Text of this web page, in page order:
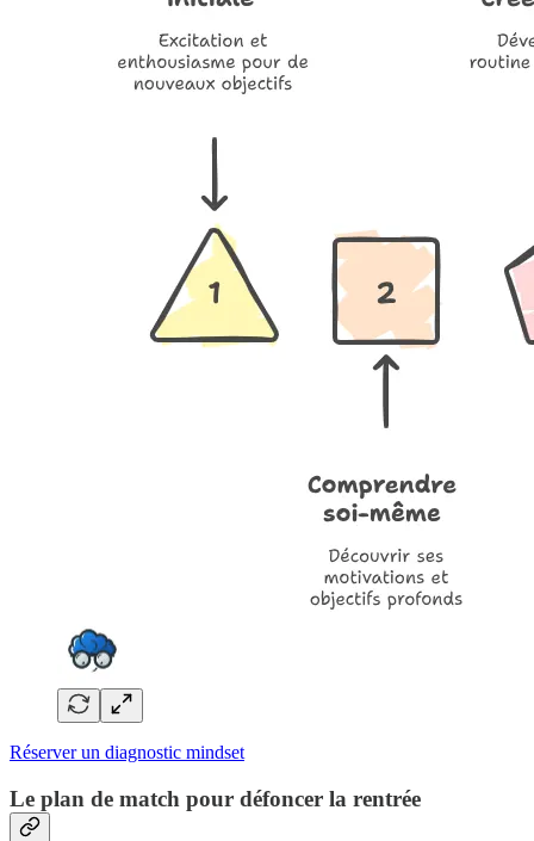
Réserver un diagnostic mindset
Le plan de match pour défoncer la rentrée